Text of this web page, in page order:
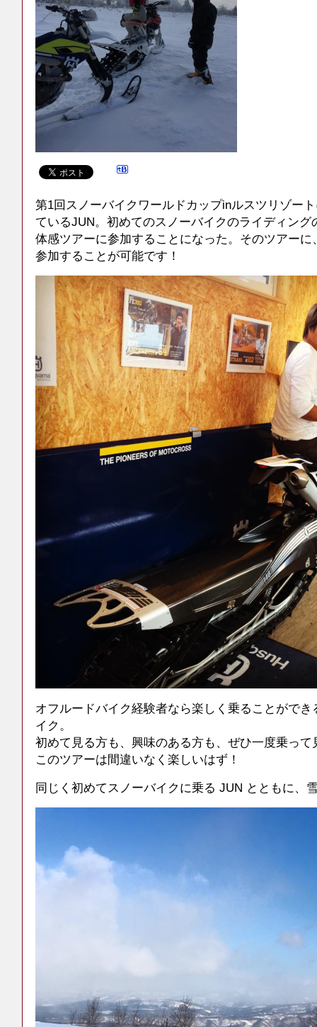
第1回スノーバイクワールドカップinルスツリゾー
ているJUN。初めてのスノーバイクのライディン
体感ツアーに参加することになった。そのツアー
参加することが可能です！
オフルードバイク経験者なら楽しく乗ることがで
イク。
初めて見る方も、興味のある方も、ぜひ一度乗って
このツアーは間違いなく楽しいはず！
同じく初めてスノーバイクに乗る JUN とともに、